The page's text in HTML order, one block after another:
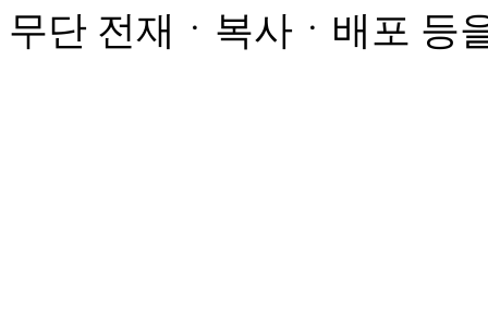
무단 전재ㆍ복사ㆍ배포 등